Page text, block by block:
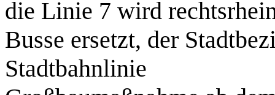
die Linie 7 wird
Busse ersetzt, der
Stadtbahnlinie